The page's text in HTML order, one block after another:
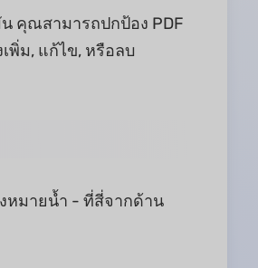
คุณสามารถปกป้อง PDF
พิ่ม, แก้ไข, หรือลบ
งหมายน้ำ - ที่สี่จากด้าน